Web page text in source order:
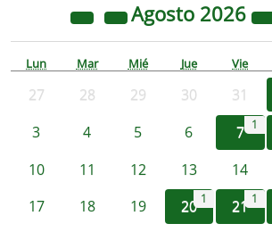
Agosto 2026
Lun Mar Mié Jue Vie
27 28 29 30 31
3
4 5 6 7 1
10 11 12 13 14
17
18 19 20 1 21 1